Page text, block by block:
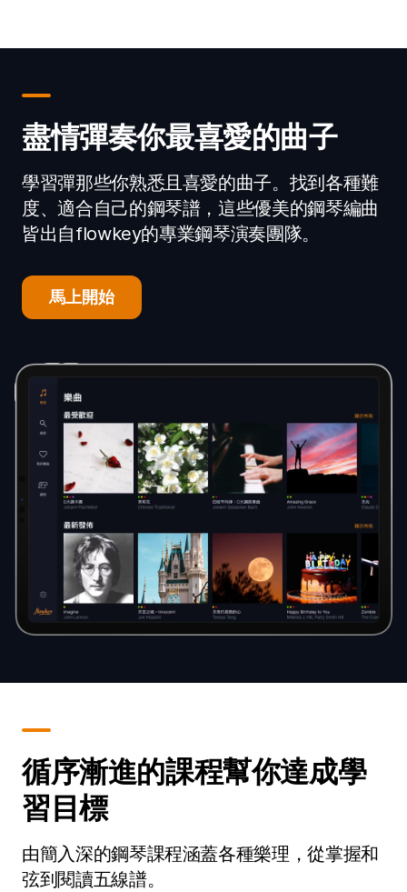
盡情彈奏你最喜愛的曲子
學習彈那些你熟悉且喜愛的曲子。找到各種難
度、適合自己的鋼琴譜，這些優美的鋼琴編曲
皆出自flowkey的專業鋼琴演奏團隊。
馬上開始
循序漸進的課程幫你達成學
習目標
由簡入深的鋼琴課程涵蓋各種樂理，從掌握和
弦到閱讀五線譜。